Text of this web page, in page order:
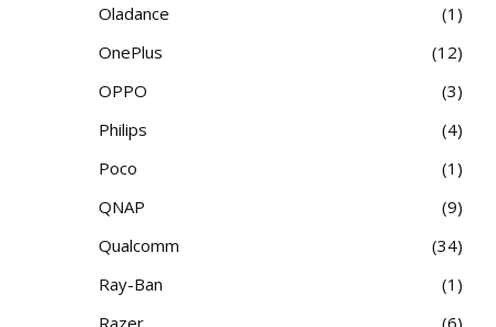
Oladance
1
OnePlus
12
OPPO
3
Philips
4
Poco
1
QNAP
9
Qualcomm
34
Ray-Ban
1
Razer
6